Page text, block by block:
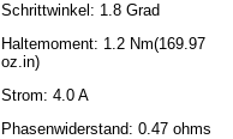
Schrittwinkel: 1.8 Grad
Haltemoment: 1.2 Nm(169.97
oz.in)
Strom: 4.0 A
Phasenwiderstand: 0.47 ohms